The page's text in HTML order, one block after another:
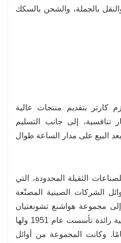
بالجملة، والشحن بالسكك
كارتر بتقديم منتجات عالية
تنافسية، إلى جانب التسليم
البيع على مدار الساعة طوال
الثقيلة المحدودة، التي
2004، من أوائل الشركات الصينية المصنّعة
مجموعة هواشنغ تشونغتيان
للآلات، وهي مجموعة صناعية رائدة تأسست عام 1951 ولها
يمتد لأكثر من 70 عامًا. وكانت المجموعة من أوائل